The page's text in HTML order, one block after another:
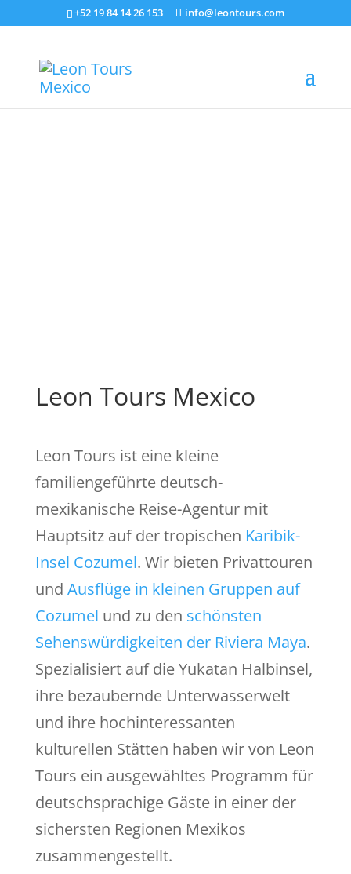
+52 19 84 14 26 153 info@leontours.com
Leon Tours Mexico
Leon Tours ist eine kleine
familiengeführte deutsch-
mexikanische Reise-Agentur mit
Hauptsitz auf der tropischen Karibik-
Insel Cozumel. Wir bieten Privattouren
und Ausflüge in kleinen Gruppen auf
Cozumel und zu den schönsten
Sehenswürdigkeiten der Riviera Maya.
Spezialisiert auf die Yukatan Halbinsel,
ihre bezaubernde Unterwasserwelt
und ihre hochinteressanten
kulturellen Stätten haben wir von Leon
Tours ein ausgewähltes Programm für
deutschsprachige Gäste in einer der
sichersten Regionen Mexikos
zusammengestellt.